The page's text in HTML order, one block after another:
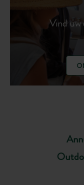
Vind uw